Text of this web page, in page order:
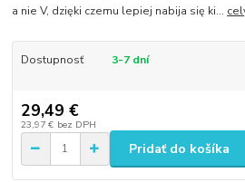
a nie V, dzięki czemu lepiej nabija się ki...
Dostupnosť 3-7 dní
29,49 €
23,97 € bez DPH
Pridať do košíka